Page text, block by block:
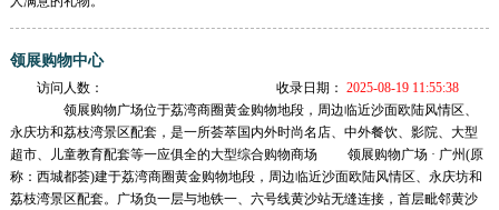
领展购物中心
访问人数： 收录日期： 2025-08-19 11:55:38
领展购物广场位于荔湾商圈黄金购物地段，周边临近沙面欧陆风情区、
永庆坊和荔枝湾景区配套，是一所荟萃国内外时尚名店、中外餐饮、影院、大型
超市、儿童教育配套等一应俱全的大型综合购物商场 领展购物广场 · 广州(原
称：西城都荟)建于荔湾商圈黄金购物地段，周边临近沙面欧陆风情区、永庆坊和
荔枝湾景区配套。广场负一层与地铁一、六号线黄沙站无缝连接，首层毗邻黄沙